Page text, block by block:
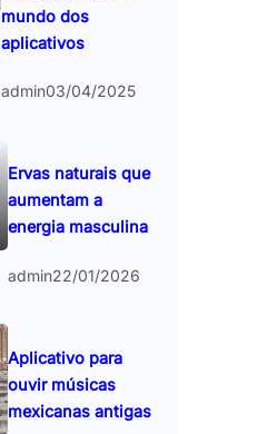
mundo dos
aplicativos
admin03/04/2025
Ervas naturais que
aumentam a
energia masculina
admin22/01/2026
Aplicativo para
ouvir músicas
mexicanas antigas